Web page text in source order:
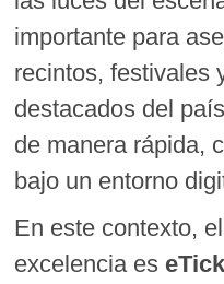
importante para
recintos, festivales
destacados del
de manera rápida,
bajo un entorno
En este contexto,
excelencia es